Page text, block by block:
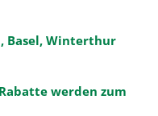
Basel, Winterthur
werden zum